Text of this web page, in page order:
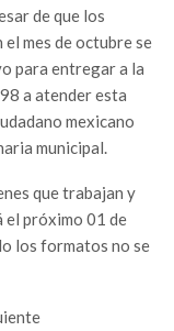
de que los
mes de octubre se
para entregar a la
a atender esta
mexicano
municipal.
que trabajan y
el próximo 01 de
los formatos no se